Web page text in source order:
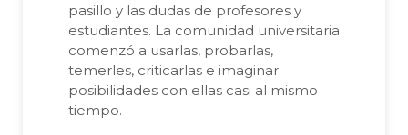
pasillo y las dudas de profesores y
estudiantes. La comunidad universitaria
comenzó a usarlas, probarlas,
temerles, criticarlas e imaginar
posibilidades con ellas casi al mismo
tiempo.